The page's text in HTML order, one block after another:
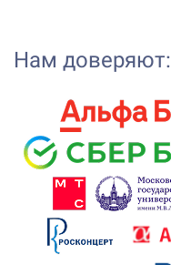
Нам доверяют: